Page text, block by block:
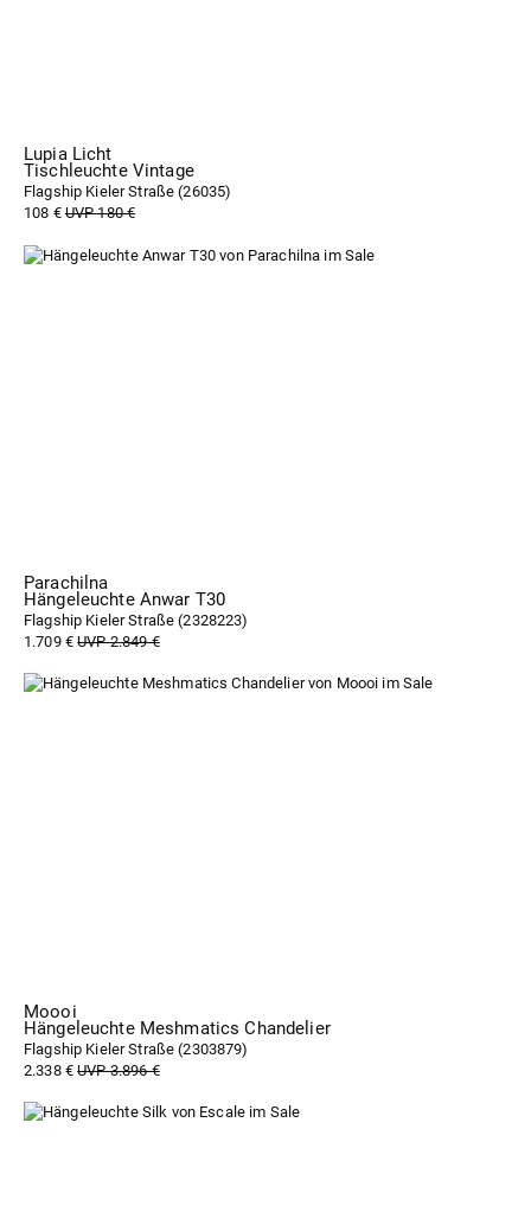
Lupia Licht
Tischleuchte Vintage
Flagship Kieler Straße (26035)
108 €UVP 180 €
Parachilna
Hängeleuchte Anwar T30
Flagship Kieler Straße (2328223)
1.709 €UVP 2.849 €
Moooi
Hängeleuchte Meshmatics Chandelier
Flagship Kieler Straße (2303879)
2.338 €UVP 3.896 €